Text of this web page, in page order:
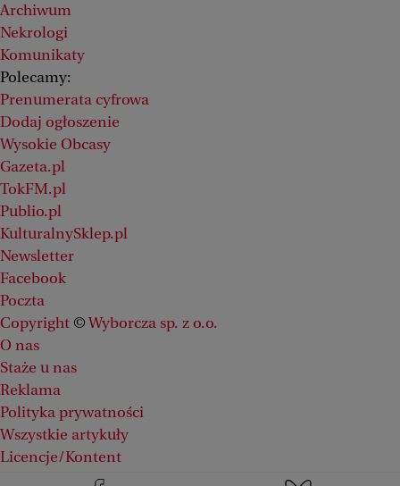
Archiwum
Nekrologi
Komunikaty
Polecamy:
Prenumerata cyfrowa
Dodaj ogłoszenie
Wysokie Obcasy
Gazeta.pl
TokFM.pl
Publio.pl
KulturalnySklep.pl
Newsletter
Facebook
Poczta
Copyright © Wyborcza sp. z o.o.
O nas
Staże u nas
Reklama
Polityka prywatności
Wszystkie artykuły
Licencje/Kontent